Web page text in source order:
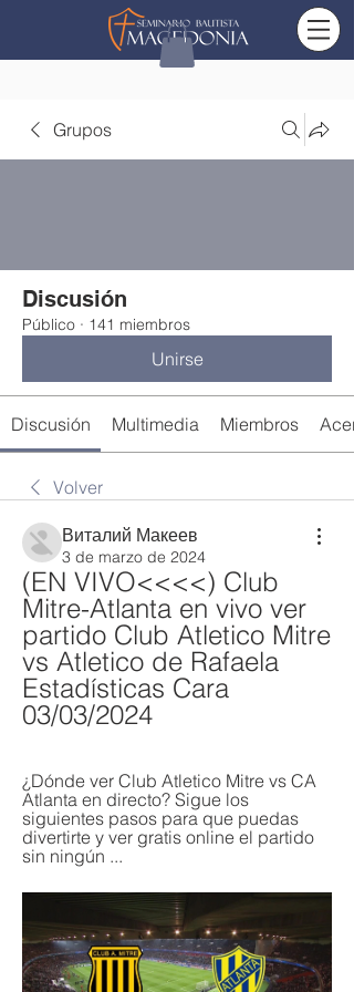
Grupos
Discusión
Público · 141 miembros
Unirse
Discusión Multimedia Miembros
Volver
Виталий Макеев
3 de marzo de 2024
(EN VIVO<<<<) Club
Mitre-Atlanta en vivo ver
partido Club Atletico Mitre
vs Atletico de Rafaela
Estadísticas Cara
03/03/2024
¿Dónde ver Club Atletico Mitre vs CA
Atlanta en directo? Sigue los
siguientes pasos para que puedas
divertirte y ver gratis online el partido
sin ningún ...